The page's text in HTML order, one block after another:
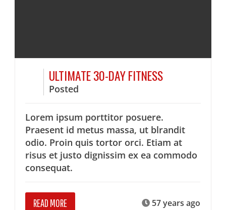
ULTIMATE 30-DAY FITNESS
Posted
Lorem ipsum porttitor posuere.
Praesent id metus massa, ut blrandit
odio. Proin quis tortor orci. Etiam at
risus et justo dignissim ex ea commodo
consequat.
READ MORE 57 years ago